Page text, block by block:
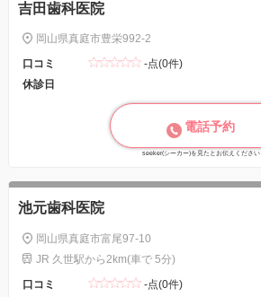
吉田歯科医院
岡山県真庭市豊栄992-2
口コミ
-点(0件)
休診日
電話予約
seeker(シーカー)を見たとお伝えください
池元歯科医院
岡山県真庭市富尾97-10
JR 久世駅から2km(車で 5分)
口コミ
-点(0件)